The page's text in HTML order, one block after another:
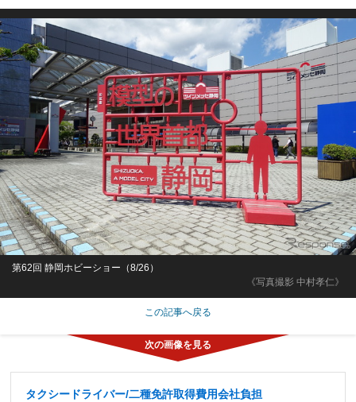
《写真撮影 中村孝仁》
第62回 静岡ホビーショー（8/26）
この記事へ戻る
タクシードライバー/二種免許取得費用会社負担